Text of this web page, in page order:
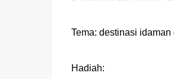
Tema: destinasi
Hadiah: